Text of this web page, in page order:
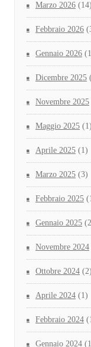
Marzo 2026 (14)
Febbraio 2026
Gennaio 2026
Dicembre 2025
Novembre 2025
Maggio 2025 (1)
Aprile 2025 (1)
Marzo 2025 (3)
Febbraio 2025
Gennaio 2025
Novembre 2024
Ottobre 2024 (2)
Aprile 2024 (1)
Febbraio 2024
Gennaio 2024